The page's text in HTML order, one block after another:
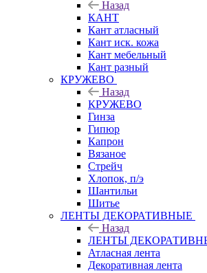
Назад
КАНТ
Кант атласный
Кант иск. кожа
Кант мебельный
Кант разный
КРУЖЕВО
Назад
КРУЖЕВО
Гинза
Гипюр
Капрон
Вязаное
Стрейч
Хлопок, п/э
Шантильи
Шитье
ЛЕНТЫ ДЕКОРАТИВНЫЕ
Назад
ЛЕНТЫ
Атласная лента
Декоративная лента